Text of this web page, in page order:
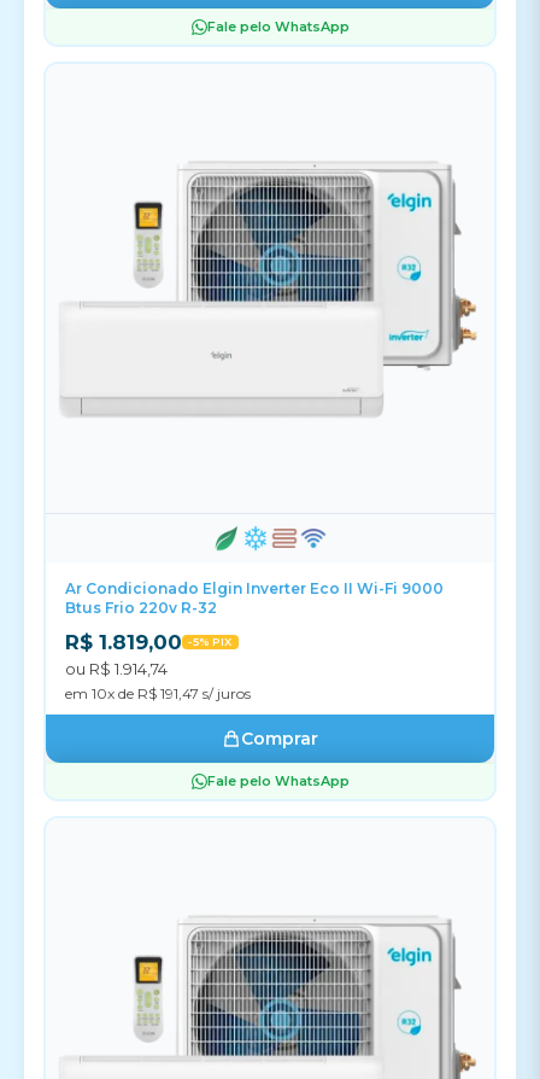
Fale pelo WhatsApp
Ar Condicionado Elgin Inverter Eco II Wi-Fi 9000
Btus Frio 220v R-32
R$ 1.819,00 -5% PIX
ou R$ 1.914,74
em 10x de R$ 191,47 s/ juros
Comprar
Fale pelo WhatsApp